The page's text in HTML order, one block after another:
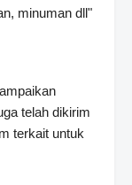
minuman dll"
telah dikirim
terkait untuk